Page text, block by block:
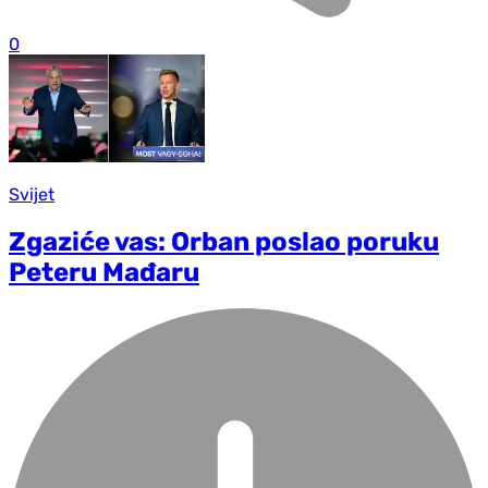
0
Svijet
Zgaziće vas: Orban poslao poruku
Peteru Mađaru